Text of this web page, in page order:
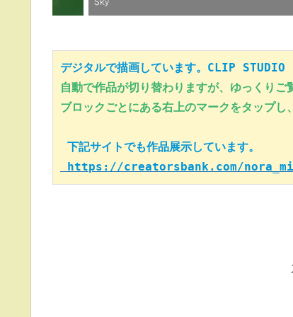
Sky
デジタルで描画しています。CLIP STUDIO
自動で作品が切り替わりますが、ゆっくりご
ブロックごとにある右上のマークをタップ
下記サイトでも作品展示しています。
https://creatorsbank.com/